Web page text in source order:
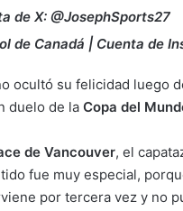
de X: @JosephSports27
de Canadá | Cuenta de
ocultó su felicidad luego
duelo de la Copa del
de Vancouver, el
fue muy especial,
por tercera vez y no